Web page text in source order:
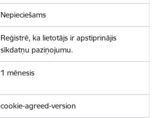
Nepieciešams
Reģistrē, ka lietotājs ir apstiprinājis
sīkdatņu paziņojumu.
1 mēnesis
cookie-agreed-version